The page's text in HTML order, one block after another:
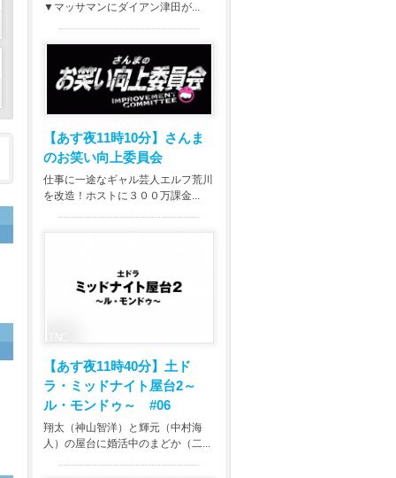
▼マッサマンにダイアン津田が...
【あす夜11時10分】
さんま
のお笑い向上委員会
仕事に一途なギャル芸人エルフ荒川
を改造！ホストに３００万課金...
【あす夜11時40分】 土ド
ラ・ミッドナイト屋台2～
ル・モンドゥ～ #06
翔太（神山智洋）と輝元（中村海
人）の屋台に婚活中のまどか（二...